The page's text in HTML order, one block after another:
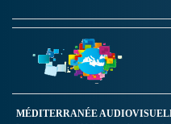
MÉDITERRANÉE